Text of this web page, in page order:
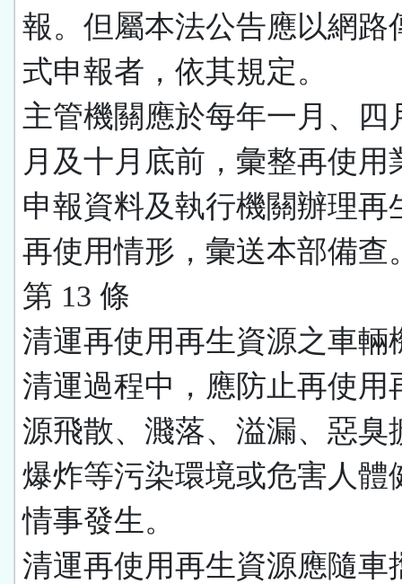
報。但屬本法公告應以網路
式申報者，依其規定。
主管機關應於每年一月、四
月及十月底前，彙整再使用
申報資料及執行機關辦理再
再使用情形，彙送本部備查
第 13 條
清運再使用再生資源之車輛
清運過程中，應防止再使用
源飛散、濺落、溢漏、惡臭
爆炸等污染環境或危害人體
情事發生。
清運再使用再生資源應隨車